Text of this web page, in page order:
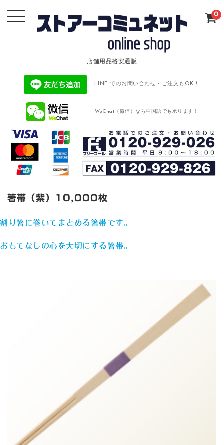
店舗用品格安通販
LINE でのお問い合わせ・ご注文もOK！
WeChat（微信）なら中国語でも承ります！
0
箸帯（紫）10,000枚
割り箸に巻いてまとめる箸帯です。
おもてなしの心を大切にする箸帯。